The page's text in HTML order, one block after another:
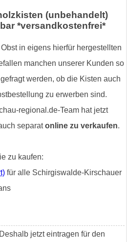
(unbehandelt)
*versandkostenfrei*
in eigens hierfür hergestellten
manchen unserer Kunden so
werden, ob die Kisten auch
zu erwerben sind.
regional.de-Team hat jetzt
separatonline zu verkaufen.
zu kaufen:
für alle Schirgiswalde-Kirschauer
jetzt eintragen für den